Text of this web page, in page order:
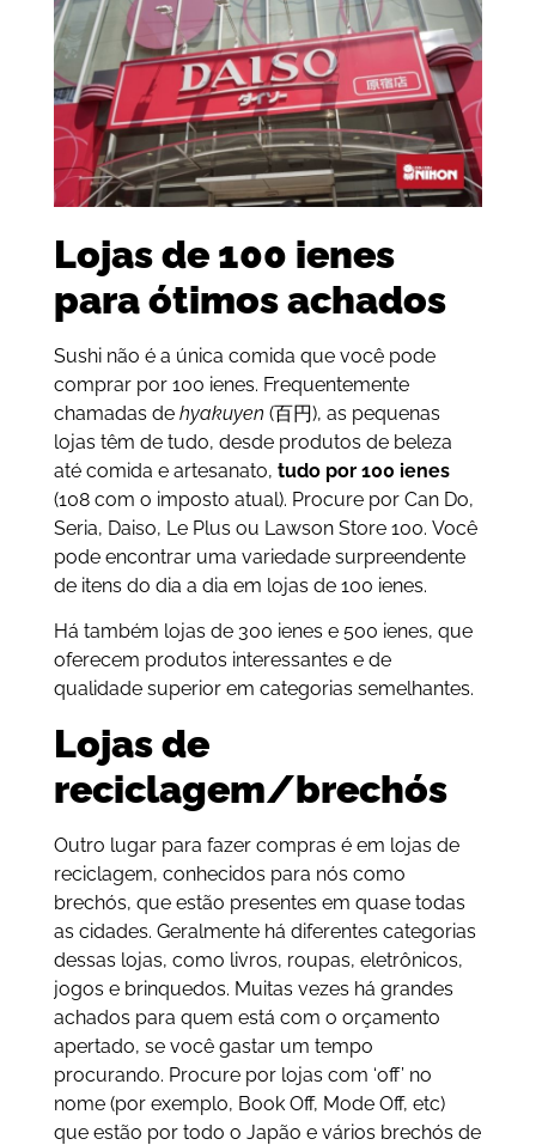
Lojas de 100 ienes
para ótimos achados
Sushi não é a única comida que você pode
comprar por 100 ienes. Frequentemente
chamadas de hyakuyen (百円), as pequenas
lojas têm de tudo, desde produtos de beleza
até comida e artesanato, tudo por 100 ienes
(108 com o imposto atual). Procure por Can Do,
Seria, Daiso, Le Plus ou Lawson Store 100. Você
pode encontrar uma variedade surpreendente
de itens do dia a dia em lojas de 100 ienes.
Há também lojas de 300 ienes e 500 ienes, que
oferecem produtos interessantes e de
qualidade superior em categorias semelhantes.
Lojas de
reciclagem/brechós
Outro lugar para fazer compras é em lojas de
reciclagem, conhecidos para nós como
brechós, que estão presentes em quase todas
as cidades. Geralmente há diferentes categorias
dessas lojas, como livros, roupas, eletrônicos,
jogos e brinquedos. Muitas vezes há grandes
achados para quem está com o orçamento
apertado, se você gastar um tempo
procurando. Procure por lojas com ‘off’ no
nome (por exemplo, Book Off, Mode Off, etc)
que estão por todo o Japão e vários brechós de